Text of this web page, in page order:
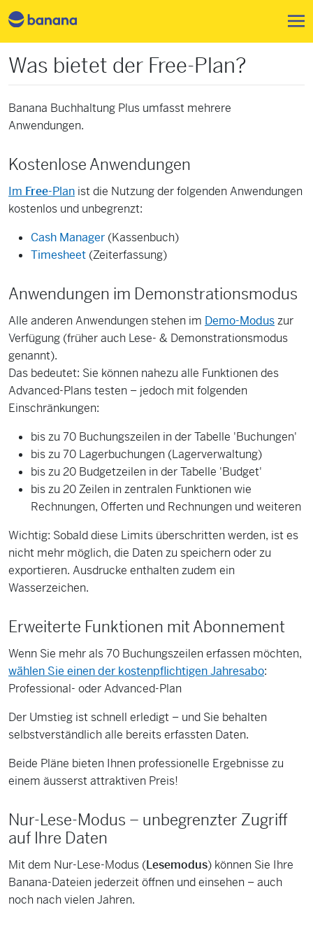
Was bietet der Free-Plan?
Banana Buchhaltung Plus umfasst mehrere
Anwendungen.
Kostenlose Anwendungen
Im Free-Plan ist die Nutzung der folgenden Anwendungen
kostenlos und unbegrenzt:
Cash Manager (Kassenbuch)
Timesheet (Zeiterfassung)
Anwendungen im Demonstrationsmodus
Alle anderen Anwendungen stehen im Demo-Moduszur
Verfügung (früher auch Lese- & Demonstrationsmodus
genannt).
Das bedeutet: Sie können nahezu alle Funktionen des
Advanced-Plans testen – jedoch mit folgenden
Einschränkungen:
bis zu 70 Buchungszeilen in der Tabelle 'Buchungen'
bis zu 70 Lagerbuchungen (Lagerverwaltung)
bis zu 20 Budgetzeilen in der Tabelle 'Budget'
bis zu 20 Zeilen in zentralen Funktionen wie
Rechnungen, Offerten und Rechnungen und weiteren
Wichtig: Sobald diese Limits überschritten werden, ist es
nicht mehr möglich, die Daten zu speichern oder zu
exportieren. Ausdrucke enthalten zudem ein
Wasserzeichen.
Erweiterte Funktionen mit Abonnement
Wenn Sie mehr als 70 Buchungszeilen erfassen möchten,
wählen Sie einen der kostenpflichtigen Jahresabo:
Professional- oder Advanced-Plan
Der Umstieg ist schnell erledigt – und Sie behalten
selbstverständlich alle bereits erfassten Daten.
Beide Pläne bieten Ihnen professionelle Ergebnisse zu
einem äusserst attraktiven Preis!
Nur-Lese-Modus – unbegrenzter Zugriff
auf Ihre Daten
Mit dem Nur-Lese-Modus (Lesemodus) können Sie Ihre
Banana-Dateien jederzeit öffnen und einsehen – auch
noch nach vielen Jahren.